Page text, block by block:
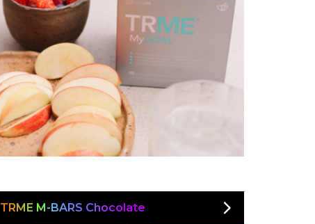
TRME M-BARS Chocolate